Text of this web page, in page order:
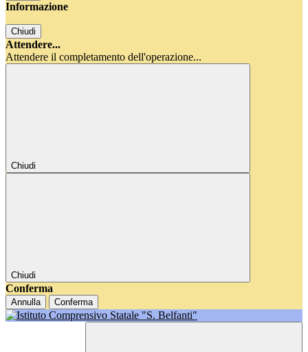
Informazione
Chiudi
Attendere...
Attendere il completamento dell'operazione...
Chiudi
Chiudi
Conferma
Annulla Conferma